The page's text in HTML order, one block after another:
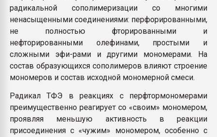
Всё, что касается
бутылок
ПЕРЕЙТИ НА
радикальной сополимеризации со многими
ненасыщенными соединениями: перфорированными,
не полностью фторированными и
нефторированными олефинами, простыми и
сложными эфи-рами и другими мономерами. На
состав образующихся сополимеров влияют строение
мономеров и состав исходной мономерной смеси.
Радикал ТФЭ в реакциях с перфтормономерами
преимущественно реагирует со «своим» мономером,
проявляя меньшую активность в реакции
присоединения с «чужим» мономером, особенно с